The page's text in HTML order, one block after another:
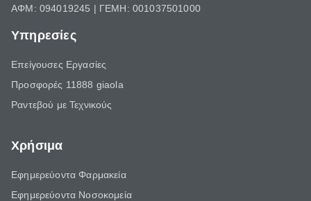
ΑΦΜ: 094019245 | ΓΕΜΗ: 001037501000
Υπηρεσίες
Επείγουσες Εργασίες
Προσφορές 11888 giaola
Ραντεβού με Τεχνικούς
Χρήσιμα
Εφημερεύοντα Φαρμακεία
Εφημερεύοντα Νοσοκομεία